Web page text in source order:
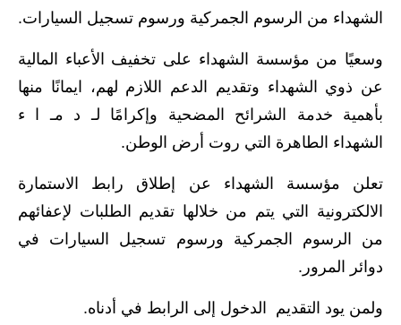
المرحلة الابتدائية
المرحلة المتوسطة
المرحلة الاعدادية
اسئلة وزارية
المرحلة الابتدائية
المرحلة المتوسطة
مرشحات
الشهداء من الرسوم الجمركية ورسوم تسجيل السيارات.
وسعيًا من مؤسسة الشهداء على تخفيف الأعباء المالية
عن ذوي الشهداء وتقديم الدعم اللازم لهم، ايمانًا منها
بأهمية خدمة الشرائح المضحية وإكرامًا لـ د مـ ا ء
الشهداء الطاهرة التي روت أرض الوطن.
تعلن مؤسسة الشهداء عن إطلاق رابط الاستمارة
الالكترونية التي يتم من خلالها تقديم الطلبات لإعفائهم
من الرسوم الجمركية ورسوم تسجيل السيارات في
دوائر المرور.
ولمن يود التقديم الدخول إلى الرابط في أدناه.